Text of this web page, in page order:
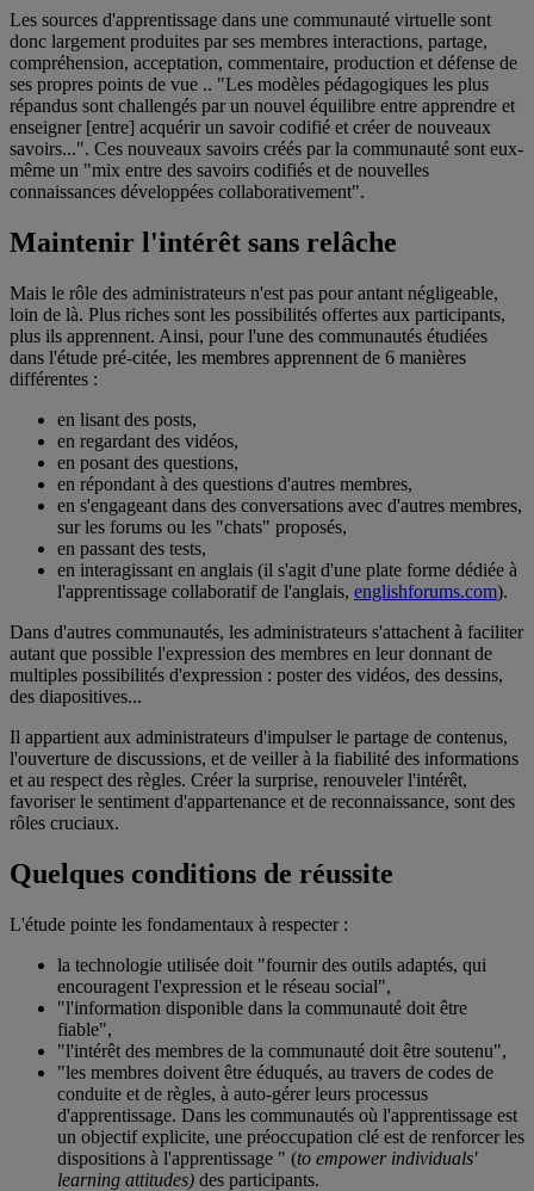
Les sources d'apprentissage dans une communauté virtuelle sont
donc largement produites par ses membres interactions, partage,
compréhension, acceptation, commentaire, production et défense de
ses propres points de vue .. "Les modèles pédagogiques les plus
répandus sont challengés par un nouvel équilibre entre apprendre et
enseigner [entre] acquérir un savoir codifié et créer de nouveaux
savoirs...". Ces nouveaux savoirs créés par la communauté sont eux-
même un "mix entre des savoirs codifiés et de nouvelles
connaissances développées collaborativement".
Maintenir l'intérêt sans relâche
Mais le rôle des administrateurs n'est pas pour antant négligeable,
loin de là. Plus riches sont les possibilités offertes aux participants,
plus ils apprennent. Ainsi, pour l'une des communautés étudiées
dans l'étude pré-citée, les membres apprennent de 6 manières
différentes :
en lisant des posts,
en regardant des vidéos,
en posant des questions,
en répondant à des questions d'autres membres,
en s'engageant dans des conversations avec d'autres membres,
sur les forums ou les "chats" proposés,
en passant des tests,
en interagissant en anglais (il s'agit d'une plate forme dédiée à
l'apprentissage collaboratif de l'anglais, englishforums.com).
Dans d'autres communautés, les administrateurs s'attachent à faciliter
autant que possible l'expression des membres en leur donnant de
multiples possibilités d'expression : poster des vidéos, des dessins,
des diapositives...
Il appartient aux administrateurs d'impulser le partage de contenus,
l'ouverture de discussions, et de veiller à la fiabilité des informations
et au respect des règles. Créer la surprise, renouveler l'intérêt,
favoriser le sentiment d'appartenance et de reconnaissance, sont des
rôles cruciaux.
Quelques conditions de réussite
L'étude pointe les fondamentaux à respecter :
la technologie utilisée doit "fournir des outils adaptés, qui
encouragent l'expression et le réseau social",
"l'information disponible dans la communauté doit être
fiable",
"l'intérêt des membres de la communauté doit être soutenu",
"les membres doivent être éduqués, au travers de codes de
conduite et de règles, à auto-gérer leurs processus
d'apprentissage. Dans les communautés où l'apprentissage est
un objectif explicite, une préoccupation clé est de renforcer les
dispositions à l'apprentissage " (to empower individuals'
learning attitudes) des participants.